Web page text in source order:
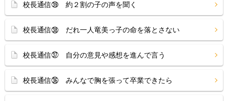
校長通信㊴ 約２割の子の声を聞く
校長通信㊳ だれ一人竜美っ子の命を落とさない
校長通信㊲ 自分の意見や感想を進んで言う
校長通信㊱ みんなで胸を張って卒業できたら